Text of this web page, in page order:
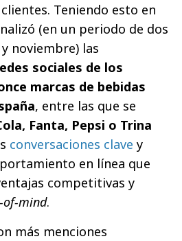
Teniendo esto en
(en un periodo de dos
noviembre) las
sociales de los
marcas de bebidas
, entre las que se
Fanta, Pepsi o Trina
conversaciones clave y
en línea que
competitivas y
of-mind.
más menciones